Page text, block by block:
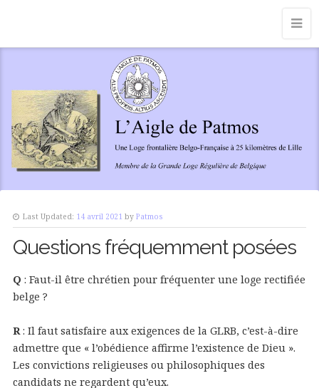
Last Updated: 14 avril 2021 by Patmos
Questions fréquemment posées
Q : Faut-il être chrétien pour fréquenter une loge rectifiée
belge ?
R: Il faut satisfaire aux exigences de la GLRB, c’est-à-dire
admettre que « l’obédience affirme l’existence de Dieu ».
Les convictions religieuses ou philosophiques des
candidats ne regardent qu’eux.